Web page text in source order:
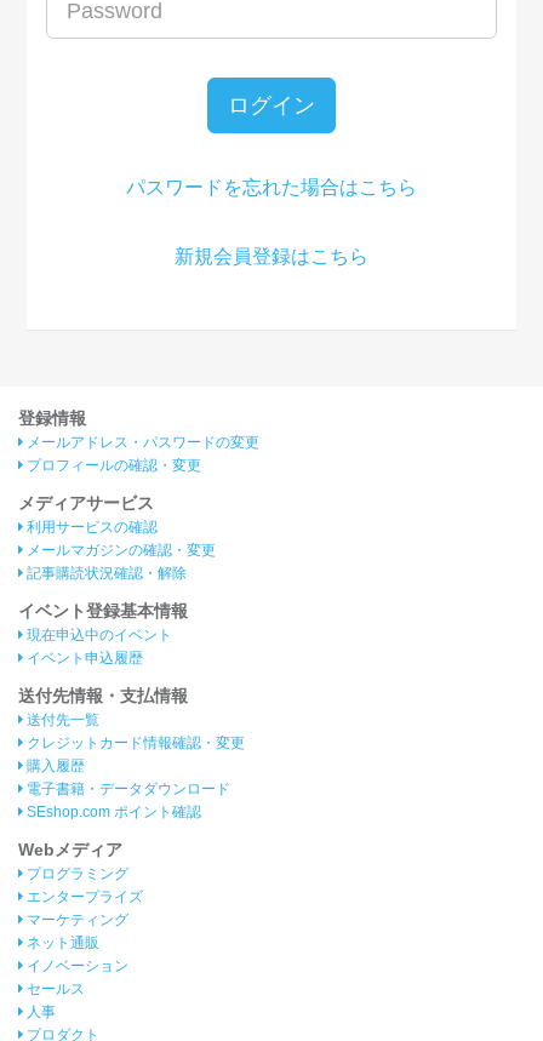
ログイン
パスワードを忘れた場合はこちら
新規会員登録はこちら
登録情報
メールアドレス・パスワードの変更
プロフィールの確認・変更
メディアサービス
利用サービスの確認
メールマガジンの確認・変更
記事購読状況確認・解除
イベント登録基本情報
現在申込中のイベント
イベント申込履歴
送付先情報・支払情報
送付先一覧
クレジットカード情報確認・変更
購入履歴
電子書籍・データダウンロード
SEshop.com ポイント確認
Webメディア
プログラミング
エンタープライズ
マーケティング
ネット通販
イノベーション
セールス
人事
プロダクト